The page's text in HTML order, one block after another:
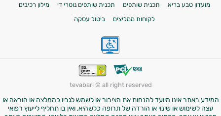
מועדון טבע בריא
תכנית שותפים תכנית שותפים נוטרי די
מילון רכיבים
לקוחות ממליצים
ביטול עסקה
tevabari © all right reserved
המידע באתר אינו מיועד להנחות את הציבור או לשמש לגביו כהמלצה או הוראה או
עצה לשימוש או שינוי או הורדה של תרופה כלשהיא, ואין בו תחליף לייעוץ רפואי